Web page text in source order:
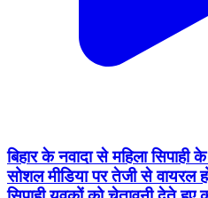
बिहार के नवादा से महिला
सोशल मीडिया पर तेजी से वायरल